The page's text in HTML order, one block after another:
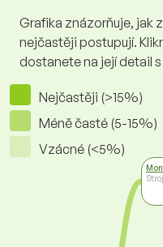
Grafika znázorňuje, jak
nejčastěji postupují.
dostanete na její detail
Nejčastěji (>15%)
Méně časté (5-15%)
Vzácné (<5%)